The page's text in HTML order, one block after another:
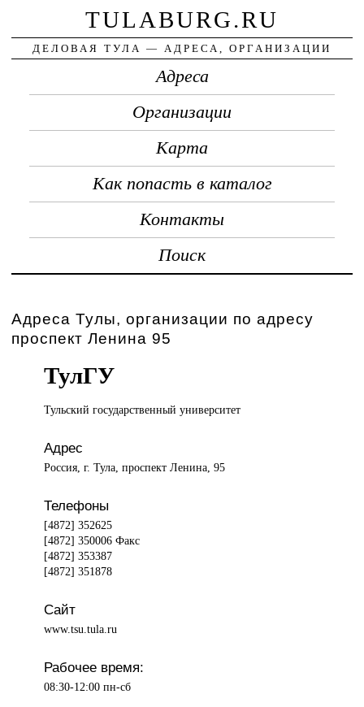
TULABURG.RU
ДЕЛОВАЯ ТУЛА — АДРЕСА, ОРГАНИЗАЦИИ
Адреса
Организации
Карта
Как попасть в каталог
Контакты
Поиск
Адреса Тулы, организации по адресу
проспект Ленина 95
ТулГУ
Тульский государственныйуниверситет
Адрес
Россия, г. Тула, проспект Ленина, 95
Телефоны
[4872] 352625
[4872] 350006 Факс
[4872] 353387
[4872] 351878
Сайт
www.tsu.tula.ru
Рабочее время:
08:30-12:00 пн-сб